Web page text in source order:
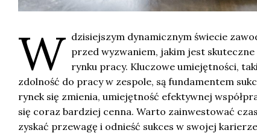
W dzisiejszym dynamicznym świecie
przed wyzwaniem, jakim jest
rynku pracy. Kluczowe umiejętności,
zdolność do pracy w zespole, są fundamentem
rynek się zmienia, umiejętność efektywnej
się coraz bardziej cenna. Warto zainwestować
zyskać przewagę i odnieść sukces w swojej